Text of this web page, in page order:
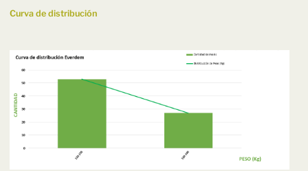
Curva de distribución